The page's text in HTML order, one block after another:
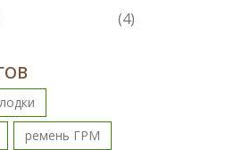
(4)
ремень ГРМ